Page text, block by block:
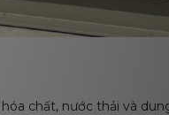
chất, nước thải và